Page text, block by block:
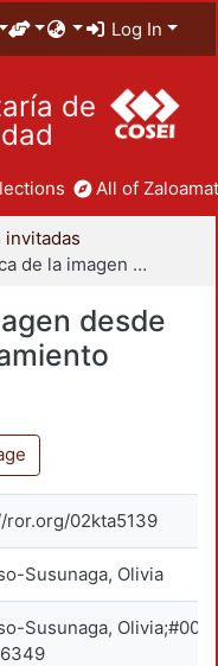
Log In
de
All of
invitadas
La semiótica de la imagen desde el discurso y el pensamiento complejo
desde
ror.org/02kta5139
Susunaga, Olivia
Susunaga,